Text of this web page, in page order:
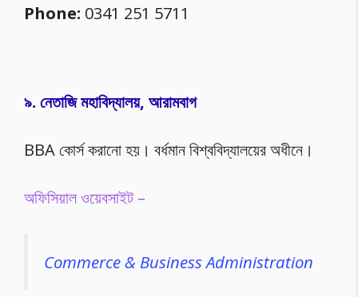
Phone: 0341 251 5711
৯. নেতাজি মহাবিদ্যালয়, আরামবাগ
BBA কোর্স করানো হয়। বর্ধমান বিশ্ববিদ্যালয়ের অধীনে।
অফিসিয়াল ওয়েবসাইট –
Commerce & Business Administration